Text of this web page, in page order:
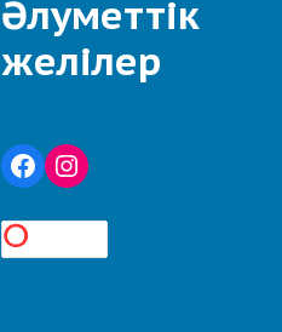
Әлуметтік
желілер